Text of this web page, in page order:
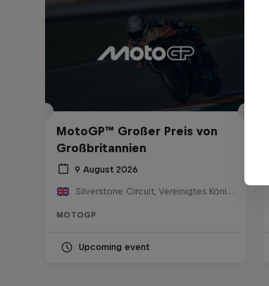
MotoGP™ Großer Preis von
Großbritannien
9 August 2026
Silverstone Circuit, Vereinigtes Königreich
MOTOGP
Upcoming event